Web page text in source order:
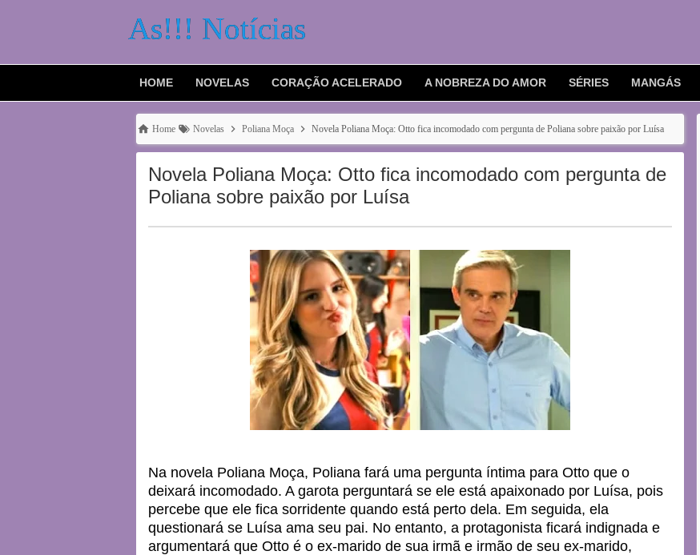
As!!! Notícias
HOME NOVELAS CORAÇÃO ACELERADO A NOBREZA DO AMOR SÉRIES MANGÁS
Home Novelas Poliana Moça Novela Poliana Moça: Otto fica incomodado com pergunta de Poliana sobre paixão por Luísa
Novela Poliana Moça: Otto fica incomodado com pergunta de
Poliana sobre paixão por Luísa
Na novela Poliana Moça, Poliana fará uma pergunta íntima para Otto que o
deixará incomodado. A garota perguntará se ele está apaixonado por Luísa, pois
percebe que ele fica sorridente quando está perto dela. Em seguida, ela
questionará se Luísa ama seu pai. No entanto, a protagonista ficará indignada e
argumentará que Otto é o ex-marido de sua irmã e irmão de seu ex-marido,